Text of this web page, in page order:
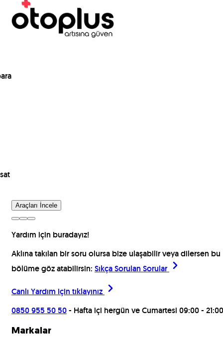
Araçları İncele
Yardım için buradayız!
Aklına takılan bir soru olursa bize ulaşabilir veya dilersen bu
bölüme göz atabilirsin: Sıkça Sorulan Sorular
Canlı Yardım için tıklayınız
0850 955 50 50- Hafta içi hergün ve Cumartesi 09:00 - 21:00
Markalar